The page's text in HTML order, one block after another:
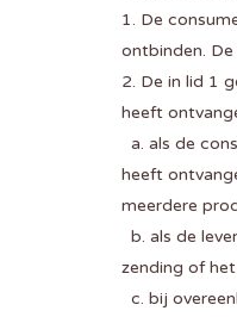
1. De
ontbinden.
2. De in lid 1
heeft
a. als de
heeft
meerdere
b. als de
zending of
c. bij